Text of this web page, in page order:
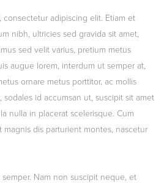
consectetur adipiscing elit. Etiam et
nibh, ultricies sed gravida sit amet,
sed velit varius, pretium metus
augue lorem, interdum ut semper at,
ornare metus porttitor, ac mollis
sodales id accumsan ut, suscipit sit amet
nulla in placerat scelerisque. Cum
dis parturient montes, nascetur
Nam non suscipit neque, et